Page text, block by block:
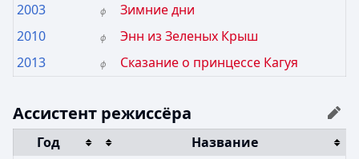
2003
ф
Зимние дни
2010
ф
Энн из Зеленых Крыш
2013
ф Сказание о принцессе Кагуя
Ассистент режиссёра
Год Название